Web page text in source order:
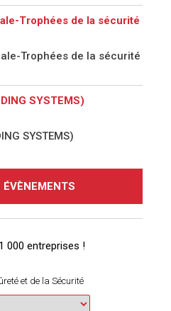
Trophées de la sécurité
Trophées de la sécurité
SYSTEMS)
SYSTEMS)
ÉVÈNEMENTS
et de la Sécurité